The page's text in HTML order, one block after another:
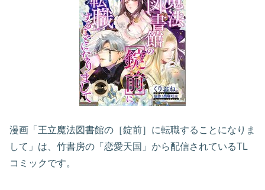
漫画「王立魔法図書館の［錠前］に転職することになりま
して」は、竹書房の「恋愛天国」から配信されているTL
コミックです。